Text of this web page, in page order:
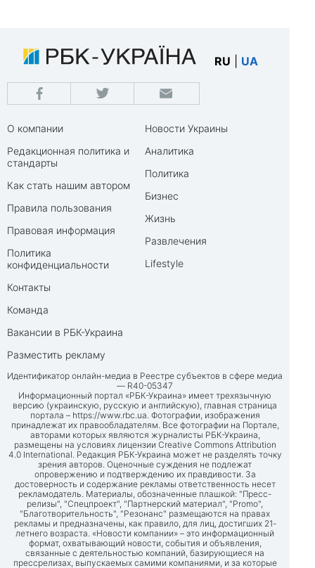
RU UA
О компании
Редакционная политика и
стандарты
Как стать нашим автором
Правила пользования
Правовая информация
Политика
конфиденциальности
Контакты
Команда
Вакансии в РБК-Украина
Разместить рекламу
Новости Украины
Аналитика
Политика
Бизнес
Жизнь
Развлечения
Lifestyle
Идентификатор онлайн-медиа в Реестре субъектов в сфере медиа
— R40-05347
Информационный портал «РБК-Украина» имеет трехязычную
версию (украинскую, русскую и английскую), главная страница
портала – https://www.rbc.ua. Фотографии, изображения
принадлежат их правообладателям. Все фотографии на Портале,
авторами которых являются журналисты РБК-Украина,
размещены на условиях лицензии Creative Commons Attribution
4.0 International. Редакция РБК-Украина может не разделять точку
зрения авторов. Оценочные суждения не подлежат
опровержению и подтверждению их правдивости. За
достоверность и содержание рекламы ответственность несет
рекламодатель. Материалы, обозначенные плашкой: "Пресс-
релизы", "Спецпроект", "Партнерский материал", "Promo",
"Благотворительность", "Резонанс" размещаются на правах
рекламы и предназначены, как правило, для лиц, достигших 21-
летнего возраста. «Новости компании» – это информационный
формат, охватывающий новости, события и объявления,
связанные с деятельностью компаний, базирующиеся на
прессрелизах, выпускаемых самими компаниями, и за которые